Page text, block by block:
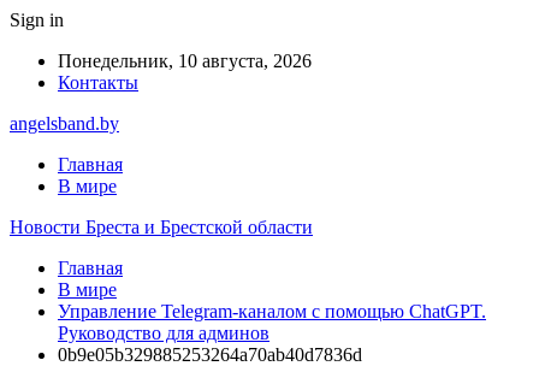
Sign in
Понедельник, 10 августа, 2026
Контакты
angelsband.by
Главная
В мире
Новости Бреста и Брестской области
Главная
В мире
Управление Telegram-каналом с помощью ChatGPT.
Руководство для админов
0b9e05b329885253264a70ab40d7836d